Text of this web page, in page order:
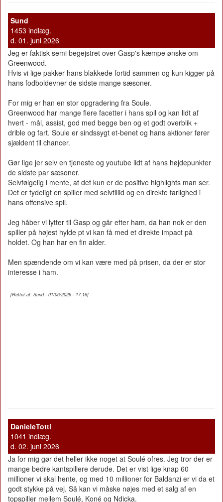
Sund
1453 indlæg.
d. 01. juni 2026
Jeg er faktisk semi begejstret over Gasp's kæmpe ønske om
Greenwood.
Hvis vi lige pakker hans blakkede fortid sammen og kun kigger på
hans fodboldevner de sidste mange sæsoner.
For mig er han en stor opgradering fra Soule.
Greenwood har mange flere facetter i hans spil og kan lidt af
hvert - mål, assist, god med begge ben og et godt overblik +
drible og fart. Soule er sindssygt et-benet og hans aktioner fører
sjældent til chancer.
Gør lige jer selv en tjeneste og youtube lidt af hans højdepunkter
de sidste par sæsoner.
Selvfølgelig i mente, at det kun er de positive highlights man ser.
Det er tydeligt en spiller med selvtillid og en direkte farlighed i
hans offensive spil.
Jeg håber vi lytter til Gasp og går efter ham, da han nok er den
spiller på højest hylde pt vi kan få med et direkte impact på
holdet. Og han har en fin alder.
Men spændende om vi kan være med på prisen, da der er stor
interesse i ham.
[Rettet af: Sund - 01/06/2026 - 17:16]
DanieleTotti
1041 indlæg.
d. 02. juni 2026
Ja for mig gør det heller ikke noget at Soulé ofres. Jeg tror der er
mange bedre kantspillere derude. Det er vist lige knap 60
millioner vi skal hente, og med 10 millioner for Baldanzi er vi da et
godt stykke på vej. Så kan vi måske nøjes med et salg af en
topspiller mellem Soulé, Koné og Ndicka.